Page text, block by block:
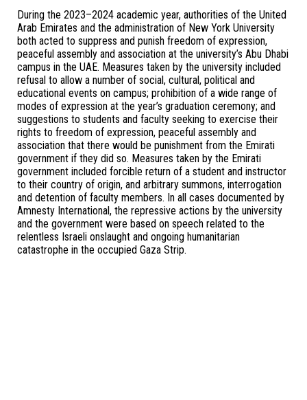
During the 2023–2024 academic year, authorities of the United
Arab Emirates and the administration of New York University
both acted to suppress and punish freedom of expression,
peaceful assembly and association at the university’s Abu Dhabi
campus in the UAE. Measures taken by the university included
refusal to allow a number of social, cultural, political and
educational events on campus; prohibition of a wide range of
modes of expression at the year’s graduation ceremony; and
suggestions to students and faculty seeking to exercise their
rights to freedom of expression, peaceful assembly and
association that there would be punishment from the Emirati
government if they did so. Measures taken by the Emirati
government included forcible return of a student and instructor
to their country of origin, and arbitrary summons, interrogation
and detention of faculty members. In all cases documented by
Amnesty International, the repressive actions by the university
and the government were based on speech related to the
relentless Israeli onslaught and ongoing humanitarian
catastrophe in the occupied Gaza Strip.